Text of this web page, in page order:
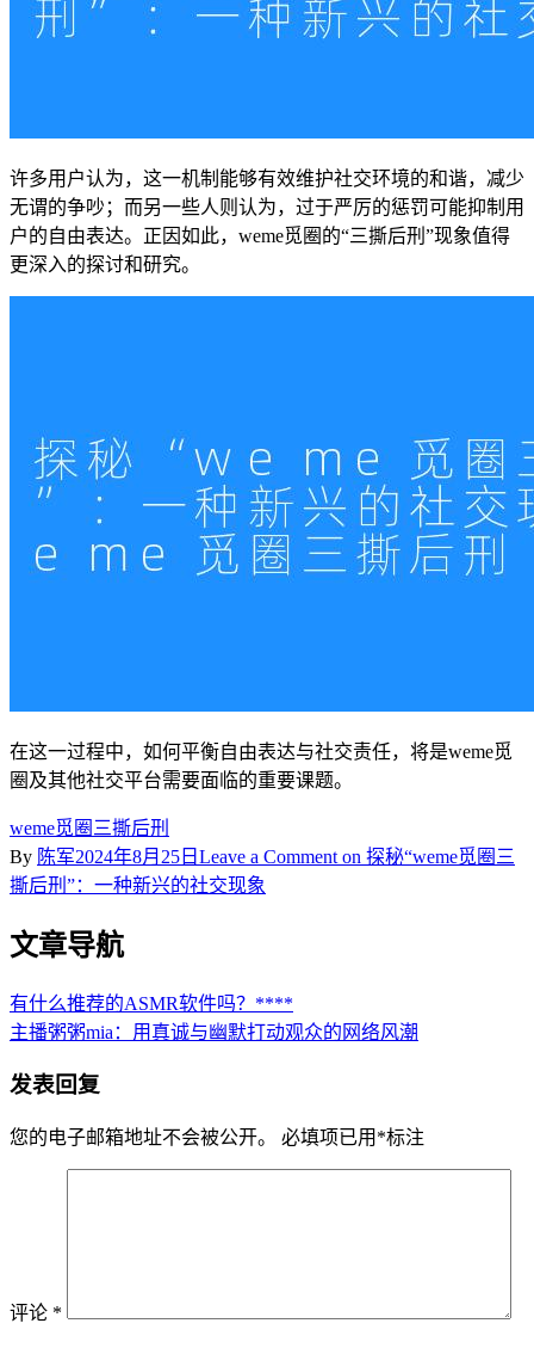
许多用户认为，这一机制能够有效维护社交环境的和谐，减少
无谓的争吵；而另一些人则认为，过于严厉的惩罚可能抑制用
户的自由表达。正因如此，weme觅圈的“三撕后刑”现象值得
更深入的探讨和研究。
在这一过程中，如何平衡自由表达与社交责任，将是weme觅
圈及其他社交平台需要面临的重要课题。
weme觅圈三撕后刑
By 陈军2024年8月25日 Leave a Comment on 探秘“weme觅圈三
撕后刑”：一种新兴的社交现象
文章导航
有什么推荐的ASMR软件吗？****
主播粥粥mia：用真诚与幽默打动观众的网络风潮
发表回复
您的电子邮箱地址不会被公开。 必填项已用 *标注
评论 *